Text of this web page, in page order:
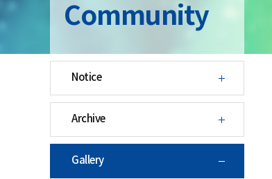
Community
Notice
Archive
Gallery